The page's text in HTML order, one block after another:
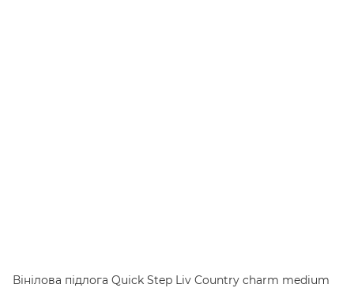
Вінілова підлога Quick Step Liv Country charm medium